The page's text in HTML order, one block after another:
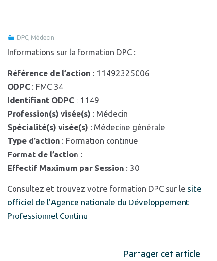
DPC, Médecin
Informations sur la formation DPC :
Référence de l’action : 11492325006
ODPC : FMC 34
Identifiant ODPC : 1149
Profession(s) visée(s) : Médecin
Spécialité(s) visée(s) : Médecine générale
Type d’action : Formation continue
Format de l’action :
Effectif Maximum par Session : 30
Consultez et trouvez votre formation DPC sur le site
officiel de l’Agence nationale du Développement
Professionnel Continu
Partager cet article